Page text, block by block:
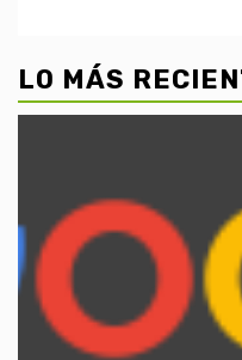
LO MÁS